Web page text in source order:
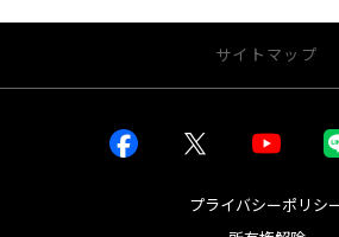
サイトマップ
プライバシーポリシ